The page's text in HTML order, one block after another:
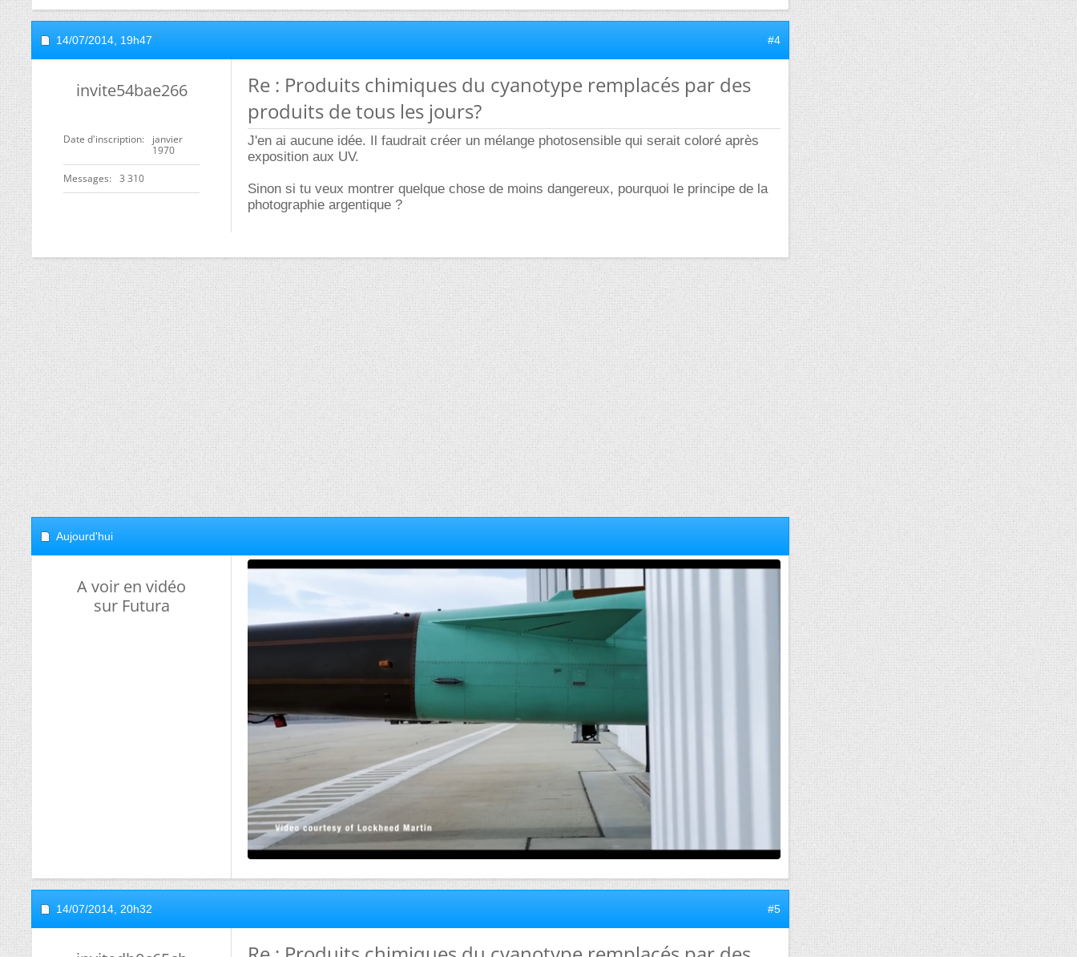
14/07/2014, 19h47 #4
invite54bae266
Date d'inscription
janvier
1970
Messages 3 310
Re : Produits chimiques du cyanotype remplacés par des
produits de tous les jours?
J'en ai aucune idée. Il faudrait créer un mélange photosensible qui serait coloré après
exposition aux UV.
Sinon si tu veux montrer quelque chose de moins dangereux, pourquoi le principe de la
photographie argentique ?
Aujourd'hui
A voir en vidéo
sur Futura
14/07/2014, 20h32 #5